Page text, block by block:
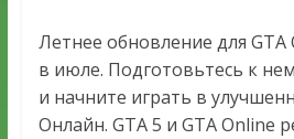
Летнее обновление для
в июле. Подготовьтесь к
и начните играть в
Онлайн. GTA 5 и GTA Online